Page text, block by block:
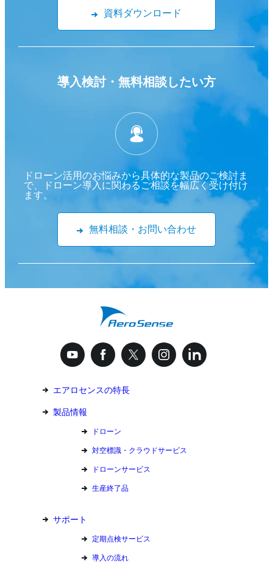
資料ダウンロード
導入検討・ 無料相談したい方
ドローン活用のお悩みから具体的な製品のご検討ま
で、ドローン導入に関わるご相談を幅広く受け付け
ます。
無料相談・お問い合わせ
エアロセンスの特長
製品情報
ドローン
対空標識・クラウドサービス
ドローンサービス
生産終了品
サポート
定期点検サービス
導入の流れ